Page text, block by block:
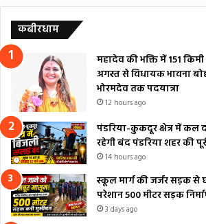
कबीरधाम
महादेव की भक्ति में 151
अगस्त से विधायक भावना
भोरमदेव तक पदयात्रा
12 hours ago
पंडरिया-कुकदूर क्षेत्र में कल
रहेगी बंद पंडरिया शहर की
14 hours ago
स्कूल मार्ग की जर्जर सड़क से
परेशान 500 मीटर सड़क
3 days ago